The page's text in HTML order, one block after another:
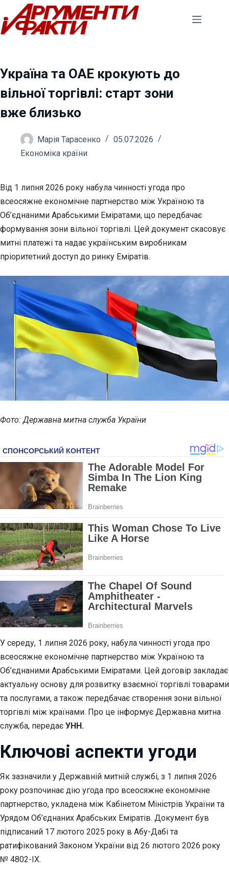
Перейти
до
вмісту
Україна та ОАЕ крокують до
вільної торгівлі: старт зони
вже близько
Марія Тарасенко
05.07.2026
Економіка країни
Від 1 липня 2026 року набула чинності угода про
всеосяжне економічне партнерство між Україною та
Об’єднаними Арабськими Еміратами, що передбачає
формування зони вільної торгівлі. Цей документ скасовує
митні платежі та надає українським виробникам
пріоритетний доступ до ринку Еміратів.
Фото: Державна митна служба України
У середу, 1 липня 2026 року, набула чинності угода про
всеосяжне економічне партнерство між Україною та
Об’єднаними Арабськими Еміратами. Цей договір закладає
актуальну основу для розвитку взаємної торгівлі товарами
та послугами, а також передбачає створення зони вільної
торгівлі між країнами. Про це інформує Державна митна
служба, передає УНН.
Ключові аспекти угоди
Як зазначили у Державній митній службі, з 1 липня 2026
року розпочинає дію угода про всеосяжне економічне
партнерство, укладена між Кабінетом Міністрів України та
Урядом Об’єднаних Арабських Еміратів. Документ був
підписаний 17 лютого 2025 року в Абу-Дабі та
ратифікований Законом України від 26 лютого 2026 року
№ 4802-IX.